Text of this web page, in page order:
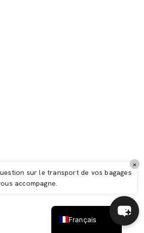
sur le transport de vos bagages
accompagne.
×
Français
Español